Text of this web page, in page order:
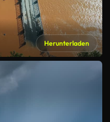
Herunterladen